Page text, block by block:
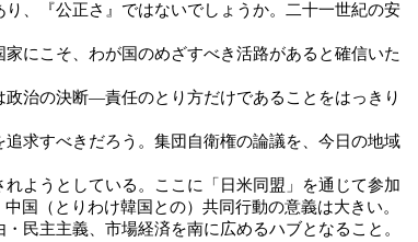
、『公正さ』ではないでしょうか。二十一世紀の安
にこそ、わが国のめざすべき活路があると確信いた
治の決断―責任のとり方だけであることをはっきり
求すべきだろう。集団自衛権の論議を、今日の地域
ようとしている。ここに「日米同盟」を通じて参加
国（とりわけ韓国との）共同行動の意義は大きい。
民主主義、市場経済を南に広めるハブとなること。